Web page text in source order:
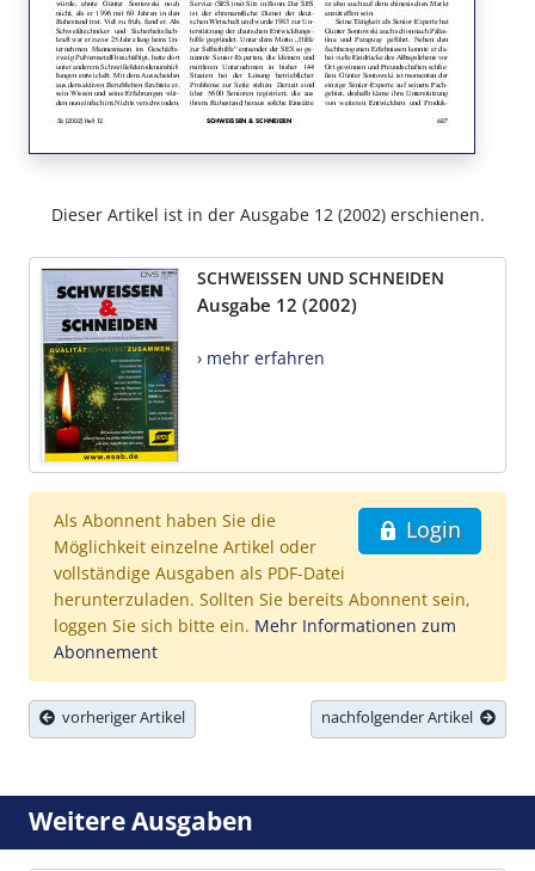
Dieser Artikel ist in der Ausgabe 12 (2002) erschienen.
SCHWEISSEN UND SCHNEIDEN
Ausgabe 12 (2002)
› mehr erfahren
Login
Als Abonnent haben Sie die
Möglichkeit einzelne Artikel oder
vollständige Ausgaben als PDF-Datei
herunterzuladen. Sollten Sie bereits Abonnent sein,
loggen Sie sich bitte ein. Mehr Informationen zum
Abonnement
vorheriger Artikel nachfolgender Artikel
Weitere Ausgaben